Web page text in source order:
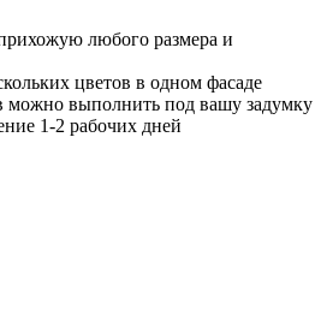
любого размера и
цветов в одном фасаде
можно выполнить под вашу задумку
1-2 рабочих дней